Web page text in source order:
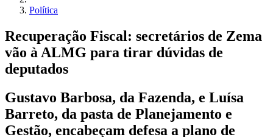
Política
Recuperação Fiscal: secretários de Zema
vão à ALMG para tirar dúvidas de
deputados
Gustavo Barbosa, da Fazenda, e Luísa
Barreto, da pasta de Planejamento e
Gestão, encabeçam defesa a plano de